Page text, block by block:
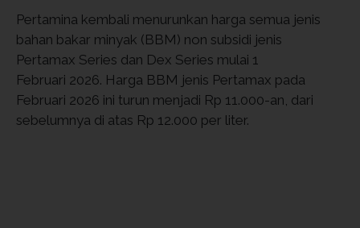
Pertamina kembali menurunkan harga semua jenis
bahan bakar minyak (BBM) non subsidi jenis
Pertamax Series dan Dex Series mulai 1
Februari 2026. Harga BBM jenis Pertamax pada
Februari 2026 ini turun menjadi Rp 11.000-an, dari
sebelumnya di atas Rp 12.000 per liter.